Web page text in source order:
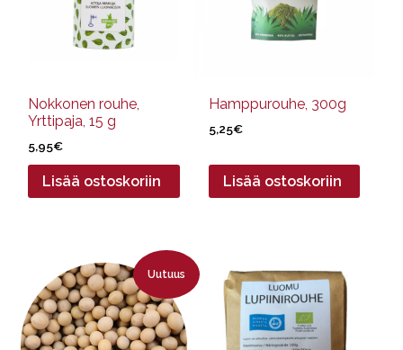
Nokkonen rouhe,
Yrttipaja, 15 g
5,95€
Lisää ostoskoriin
Hamppurouhe, 300g
5,25€
Lisää ostoskoriin
Uutuus
tuotteella
on
useampi